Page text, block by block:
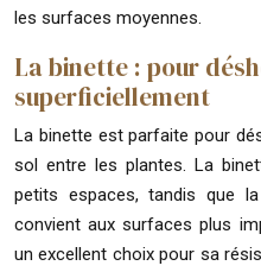
les surfaces moyennes.
La binette : pour
superficiellement
La binette est parfaite pour
sol entre les plantes. La
petits espaces, tandis que
convient aux surfaces plus
un excellent choix pour sa